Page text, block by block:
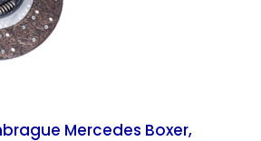
Mercedes Boxer,